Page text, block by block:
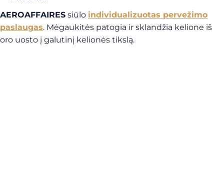
AEROAFFAIRES siūlo individualizuotas pervežimo
paslaugas. Mėgaukitės patogia ir sklandžia kelione iš
oro uosto į galutinį kelionės tikslą.